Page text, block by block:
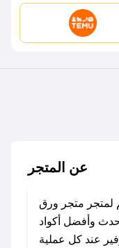
عن المتجر
متجر ورق
وأفضل أكواد
عند كل عملية